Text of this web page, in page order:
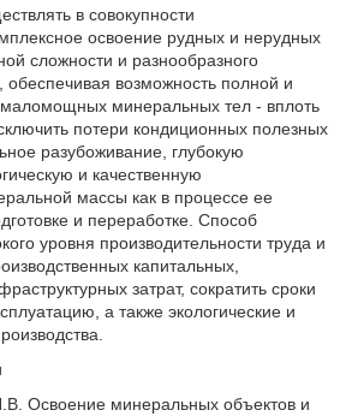
в совокупности
освоение рудных и нерудных
сложности и разнообразного
обеспечивая возможность полной и
минеральных тел - вплоть
потери кондиционных полезных
разубоживание, глубокую
и качественную
массы как в процессе ее
и переработке. Способ
уровня производительности труда и
капитальных,
затрат, сократить сроки
а также экологические и
Освоение минеральных объектов и